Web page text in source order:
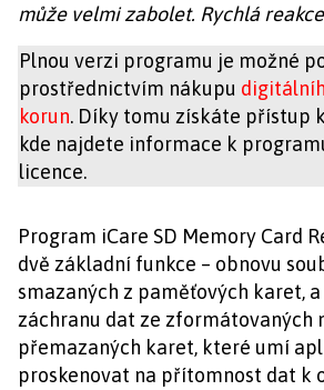
může velmi zabolet. Rychlá
Plnou verzi programu je možné
prostřednictvím nákupu
korun. Díky tomu získáte přístup k
kde najdete informace k
licence.
Program iCare SD Memory Card
dvě základní funkce – obnovu
smazaných z paměťových karet,
záchranu dat ze zformátovaných
přemazaných karet, které umí
proskenovat na přítomnost dat k